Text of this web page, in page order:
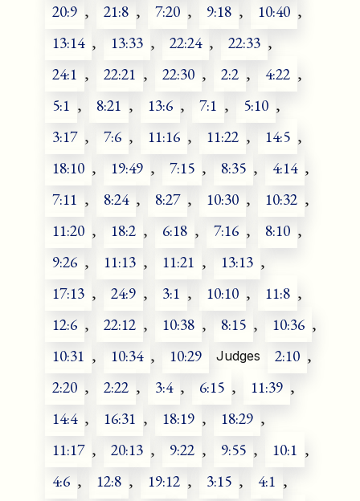
20:9 , 21:8 , 7:20 , 9:18 , 10:40 ,
13:14 , 13:33 , 22:24 , 22:33 ,
24:1 , 22:21 , 22:30 , 2:2 , 4:22 ,
5:1 , 8:21 , 13:6 , 7:1 , 5:10 ,
3:17 , 7:6 , 11:16 , 11:22 , 14:5 ,
18:10 , 19:49 , 7:15 , 8:35 , 4:14 ,
7:11 , 8:24 , 8:27 , 10:30 , 10:32 ,
11:20 , 18:2 , 6:18 , 7:16 , 8:10 ,
9:26 , 11:13 , 11:21 , 13:13 ,
17:13 , 24:9 , 3:1 , 10:10 , 11:8 ,
12:6 , 22:12 , 10:38 , 8:15 , 10:36 ,
10:31 , 10:34 , 10:29 Judges 2:10 ,
2:20 , 2:22 , 3:4 , 6:15 , 11:39 ,
14:4 , 16:31 , 18:19 , 18:29 ,
11:17 , 20:13 , 9:22 , 9:55 , 10:1 ,
4:6 , 12:8 , 19:12 , 3:15 , 4:1 ,